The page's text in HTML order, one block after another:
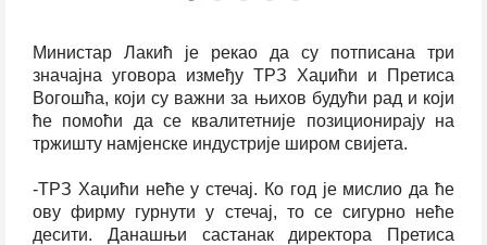
Министар Лакић је рекао да су потписана три
значајна уговора између ТРЗ Хаџићи и Претиса
Вогошћа, који су важни за њихов будући рад и који
ће помоћи да се квалитетније позиционирају на
тржишту намјенске индустрије широм свијета.
-ТРЗ Хаџићи неће у стечај. Ко год је мислио да ће
ову фирму гурнути у стечај, то се сигурно неће
десити. Данашњи састанак директора Претиса